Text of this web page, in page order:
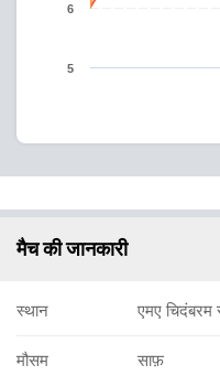
5
6
मैच की जानकारी
स्थान एमए चिदंबरम
मौसम साफ़